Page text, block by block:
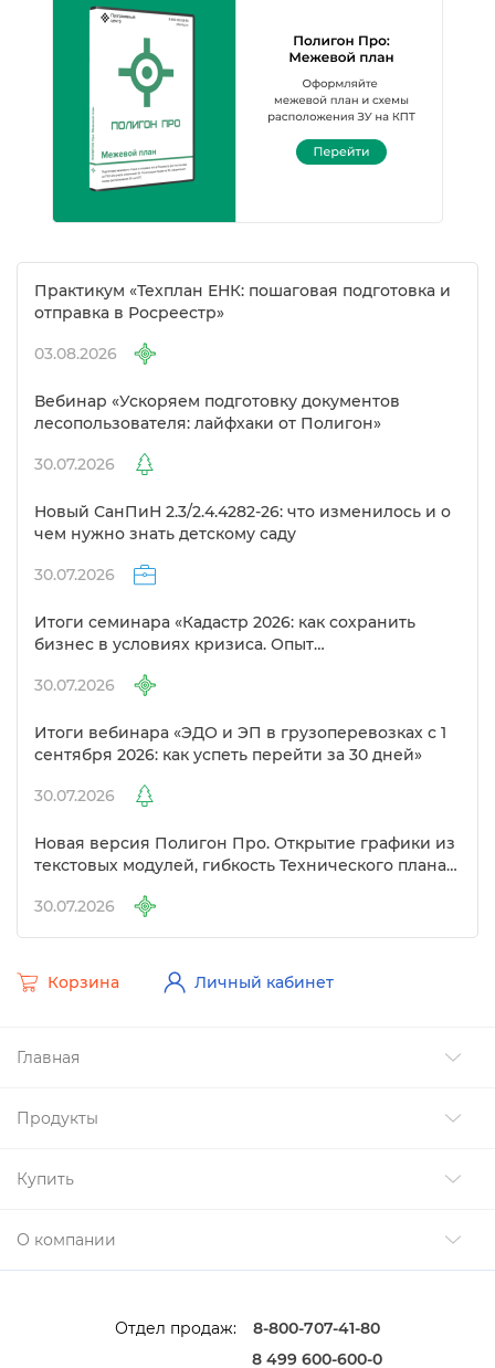
Практикум «Техплан ЕНК: пошаговая подготовка и
отправка в Росреестр»
03.08.2026
ебинар «Ускоряем подготовку документо
лесопользователя: лайфхаки от Полигон»
30.07.2026
Новый СанПиН 2.3/2.4.4282-26: что изменилось и о
чем нужно знать детскому саду
30.07.2026
Итоги семинара «Кадастр 2026: как сохранить
изнес в условиях кризиса. Опыт
30.07.2026
Итоги вебинара «ЭДО и ЭП в грузоперевозках с 1
сентября 2026: как успеть перейти за 30 дней»
30.07.2026
Новая версия Полигон Про. Открытие графики из
текстовых модулей, гибкость Технического плана
30.07.2026
Главная
Продукты
Купить
О компании
Корзина Личный кабинет
Отдел продаж:
8-800-707-41-80
8 499 600-600-0